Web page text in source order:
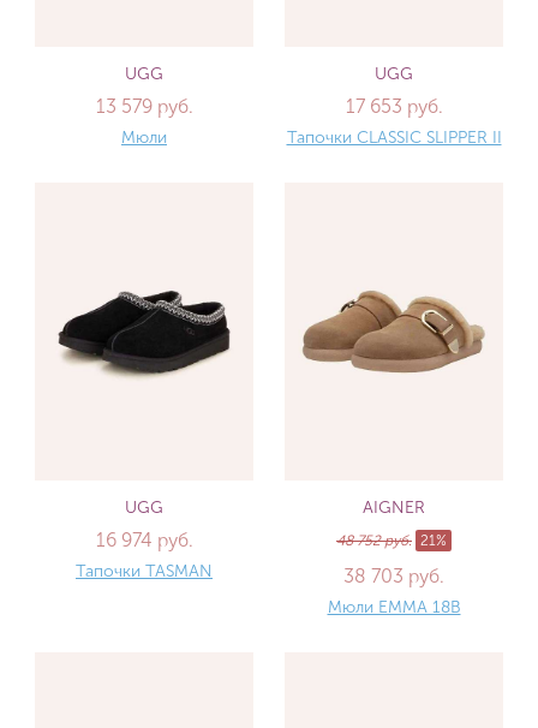
UGG
13 579 руб.
Мюли
UGG
17 653 руб.
Тапочки CLASSIC SLIPPER II
UGG
16 974 руб.
Тапочки TASMAN
AIGNER
48 752 руб. 21%
38 703 руб.
Мюли EMMA 18B